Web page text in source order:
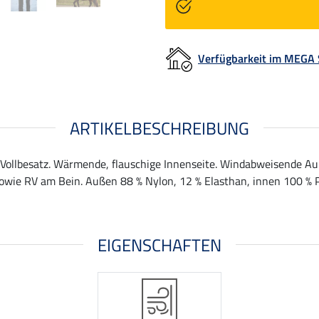
Verfügbarkeit im MEGA
ARTIKELBESCHREIBUNG
Wärmende, flauschige Innenseite. Windabweisende
RV am Bein. Außen 88 % Nylon, 12 % Elasthan, innen 100 %
EIGENSCHAFTEN